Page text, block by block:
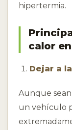
hipertermia.
calor
Dejar a
Aunque
un vehículo